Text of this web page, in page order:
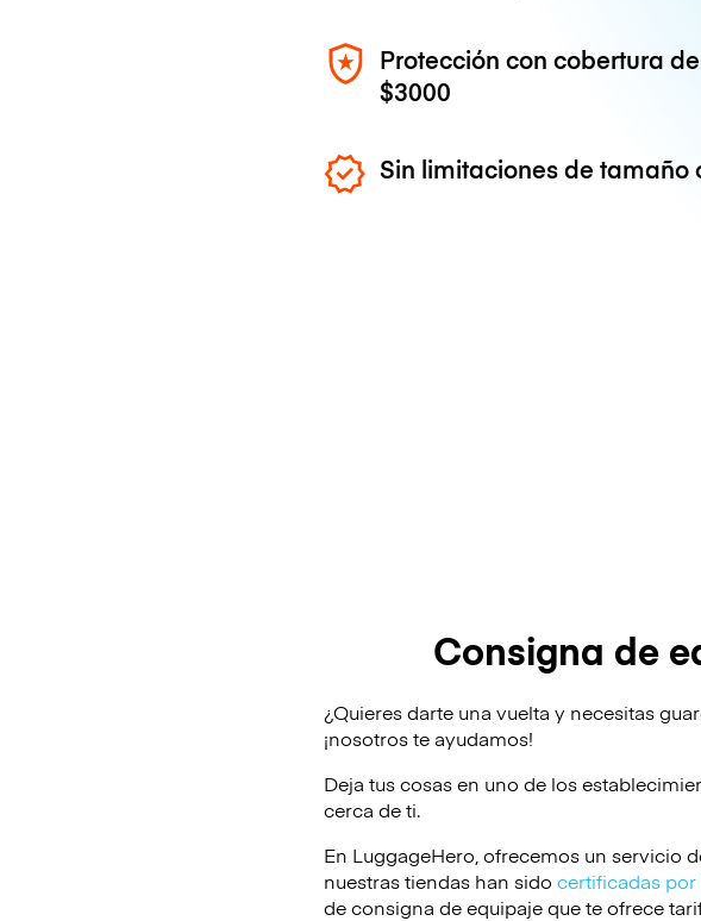
Protección con cobertura
$3000
Sin limitaciones de tamaño
Consigna de
¿Quieres darte una vuelta y necesitas
¡nosotros te ayudamos!
Deja tus cosas en uno de los
cerca de ti.
En LuggageHero, ofrecemos un servicio
nuestras tiendas han sido certificadas
de consigna de equipaje que te ofrece